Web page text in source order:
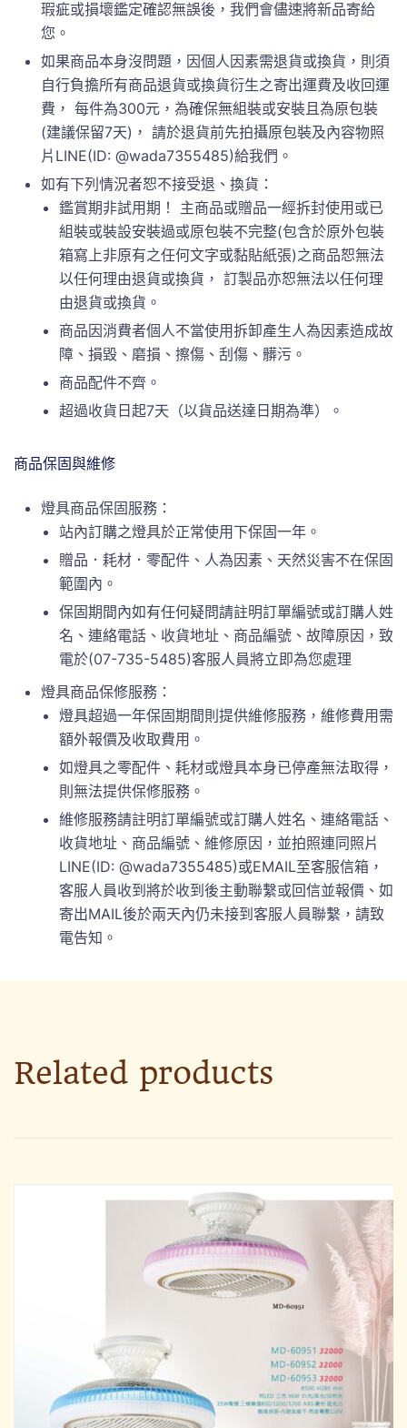
瑕疵或損壞鑑定確認無誤後，我們會儘速將新品寄給
您。
如果商品本身沒問題，因個人因素需退貨或換貨，則須
自行負擔所有商品退貨或換貨衍生之寄出運費及收回運
費， 每件為300元，為確保無組裝或安裝且為原包裝
(建議保留7天)， 請於退貨前先拍攝原包裝及內容物照
片LINE(ID: @wada7355485)給我們。
如有下列情況者恕不接受退、換貨：
鑑賞期非試用期！ 主商品或贈品一經拆封使用或已
組裝或裝設安裝過或原包裝不完整(包含於原外包裝
箱寫上非原有之任何文字或黏貼紙張)之商品恕無法
以任何理由退貨或換貨， 訂製品亦恕無法以任何理
由退貨或換貨。
商品因消費者個人不當使用拆卸產生人為因素造成故
障、損毀、磨損、擦傷、刮傷、髒污。
商品配件不齊。
超過收貨日起7天（以貨品送達日期為準）。
商品保固與維修
燈具商品保固服務：
站內訂購之燈具於正常使用下保固一年。
贈品．耗材．零配件、人為因素、天然災害不在保固
範圍內。
保固期間內如有任何疑問請註明訂單編號或訂購人姓
名、連絡電話、收貨地址、商品編號、故障原因，致
電於(07-735-5485)客服人員將立即為您處理
燈具商品保修服務：
燈具超過一年保固期間則提供維修服務，維修費用需
額外報價及收取費用。
如燈具之零配件、耗材或燈具本身已停產無法取得，
則無法提供保修服務。
維修服務請註明訂單編號或訂購人姓名、連絡電話、
收貨地址、商品編號、維修原因，並拍照連同照片
LINE(ID: @wada7355485)或EMAIL至客服信箱，
客服人員收到將於收到後主動聯繫或回信並報價、如
寄出MAIL後於兩天內仍未接到客服人員聯繫，請致
電告知。
Related products